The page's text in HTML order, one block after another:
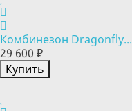
Комбинезон Dragonfly...
29 600 ₽
Купить